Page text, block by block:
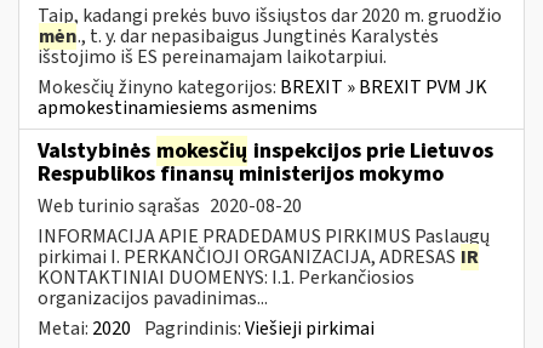
Taip, kadangi prekės buvo išsiųstos dar 2020 m. gruodžio
mėn., t. y. dar nepasibaigus Jungtinės Karalystės
išstojimo iš ES pereinamajam laikotarpiui.
Mokesčių žinyno kategorijos: BREXIT » BREXIT PVM JK
apmokestinamiesiems asmenims
Valstybinės mokesčių inspekcijos prie Lietuvos
Respublikos finansų ministerijos mokymo
Web turinio sąrašas 2020-08-20
INFORMACIJA APIE PRADEDAMUS PIRKIMUS Paslaugų
pirkimai I. PERKANČIOJI ORGANIZACIJA, ADRESAS IR
KONTAKTINIAI DUOMENYS: I.1. Perkančiosios
organizacijos pavadinimas...
Metai: 2020 Pagrindinis:Viešieji pirkimai